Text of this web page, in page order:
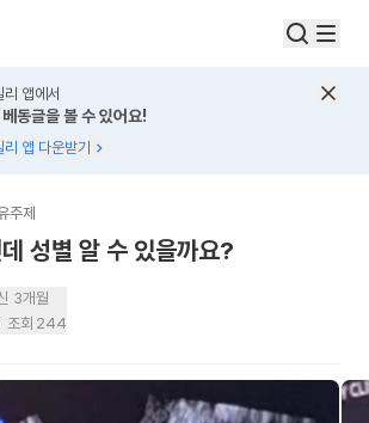
앱에서
동글을 볼 수 있어요!
리 앱 다운받기
주제
성별 알 수 있을까요?
3개월
조회 244